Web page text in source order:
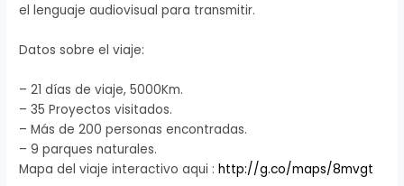
el lenguaje audiovisual para transmitir.
Datos sobre el viaje:
– 21 días de viaje, 5000Km.
– 35 Proyectos visitados.
– Más de 200 personas encontradas.
– 9 parques naturales.
Mapa del viaje interactivo aqui :http://g.co/maps/8mvgt